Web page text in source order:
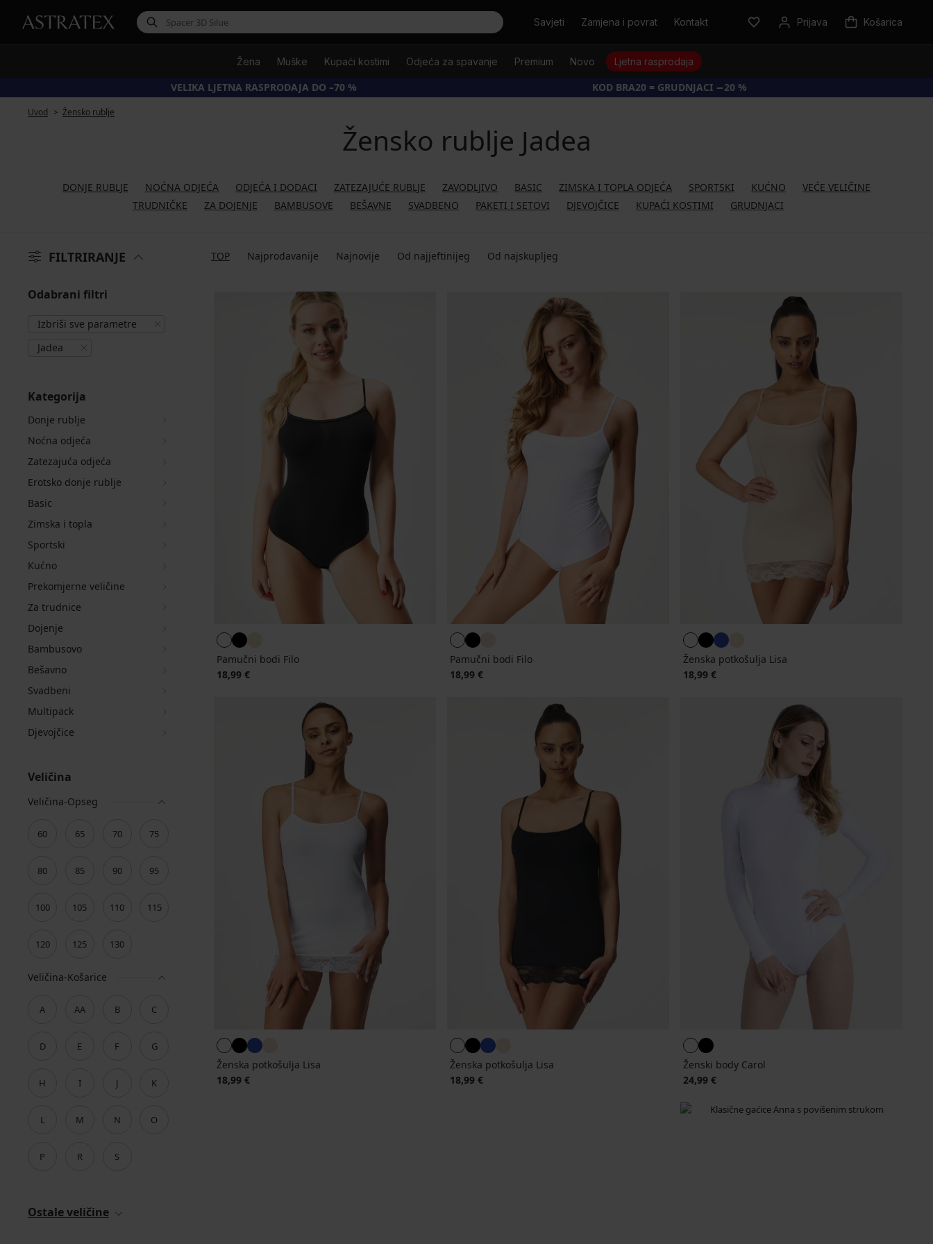
TražitiSavjeti Zamjena i povrat Kontakt Prijava Košarica
Žena Muške Kupaći kostimi Odjeća za spavanje Premium Novo Ljetna rasprodaja
VELIKA LJETNA RASPRODAJA DO –70 % KOD BRA20 = GRUDNJACI −20 %
Uvod Žensko rublje
Žensko rublje Jadea
DONJE RUBLJE NOĆNA ODJEĆA ODJEĆA I DODACI ZATEZAJUĆE RUBLJE ZAVODLJIVO BASIC ZIMSKA I TOPLA ODJEĆA SPORTSKI KUĆNO
VEĆE VELIČINE
TRUDNIČKE
ZA DOJENJE BAMBUSOVE BEŠAVNE SVADBENO PAKETI I SETOVI DJEVOJČICE KUPAĆI KOSTIMI GRUDNJACI
FILTRIRANJE TOP Najprodavanije Najnovije Od najjeftinijeg Od najskupljeg
Odabrani filtri
Izbriši sve parametre
Jadea
Kategorija
Donje rublje
Noćna odjeća
Zatezajuća odjeća
Erotsko donje rublje
Basic
Zimska i topla
Sportski
Kućno
Prekomjerne veličine
Za trudnice
Dojenje
Bambusovo
Bešavno
Svadbeni
Multipack
Djevojčice
Veličina
Veličina-Opseg
60 65 70 75
80 85 90 95
100 105 110 115
120 125 130
Veličina-Košarice
A AA B C
D E F G
H I J K
L M N O
P R S
Ostale veličine
Pamučni bodi Filo
18,99 €
Pamučni bodi Filo
18,99 €
Ženska potkošulja Lisa
18,99 €
Ženska potkošulja Lisa
18,99 €
Ženska potkošulja Lisa
18,99 €
Ženski body Carol
24,99 €